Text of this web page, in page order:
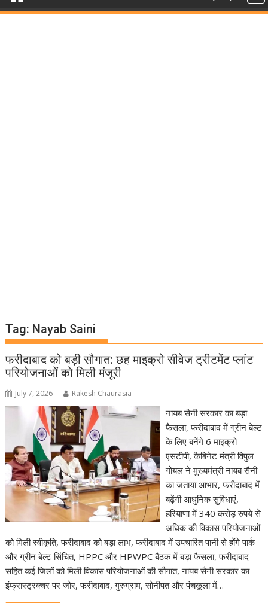
Tag: Nayab Saini
फरीदाबाद को बड़ी सौगात: छह माइक्रो सीवेज ट्रीटमेंट प्लांट
परियोजनाओं को मिली मंजूरी
July 7, 2026 Rakesh Chaurasia
नायब सैनी सरकार का बड़ा
फैसला, फरीदाबाद में ग्रीन बेल्ट
के लिए बनेंगे 6 माइक्रो
एसटीपी, कैबिनेट मंत्री विपुल
गोयल ने मुख्यमंत्री नायब सैनी
का जताया आभार, फरीदाबाद में
बढ़ेंगी आधुनिक सुविधाएं,
हरियाणा में 340 करोड़ रुपये से
अधिक की विकास परियोजनाओं
को मिली स्वीकृति, फरीदाबाद को बड़ा लाभ, फरीदाबाद में उपचारित पानी से होंगे पार्क
और ग्रीन बेल्ट सिंचित, HPPC और HPWPC बैठक में बड़ा फैसला, फरीदाबाद
सहित कई जिलों को मिली विकास परियोजनाओं की सौगात, नायब सैनी सरकार का
इंफ्रास्ट्रक्चर पर जोर, फरीदाबाद, गुरुग्राम, सोनीपत और पंचकूला में…